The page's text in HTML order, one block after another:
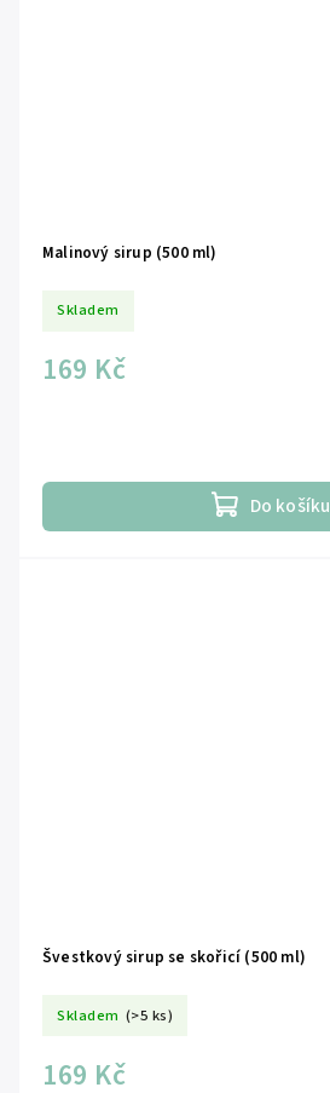
Malinový sirup (500 ml)
Skladem
169 Kč
Do košíku
Švestkový sirup se skořicí (500 ml)
Skladem (>5 ks)
169 Kč